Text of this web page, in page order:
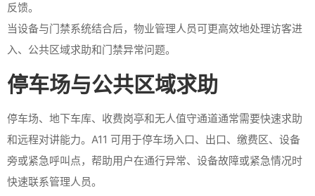
反馈。
当设备与门禁系统结合后，物业管理人员可更高效地处理访客进
入、公共区域求助和门禁异常问题。
停车场与公共区域求助
停车场、地下车库、收费岗亭和无人值守通道通常需要快速求助
和远程对讲能力。A11 可用于停车场入口、出口、缴费区、设备
旁或紧急呼叫点，帮助用户在通行异常、设备故障或紧急情况时
快速联系管理人员。